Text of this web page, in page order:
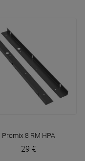
Promix 8 RM HPA
29 €